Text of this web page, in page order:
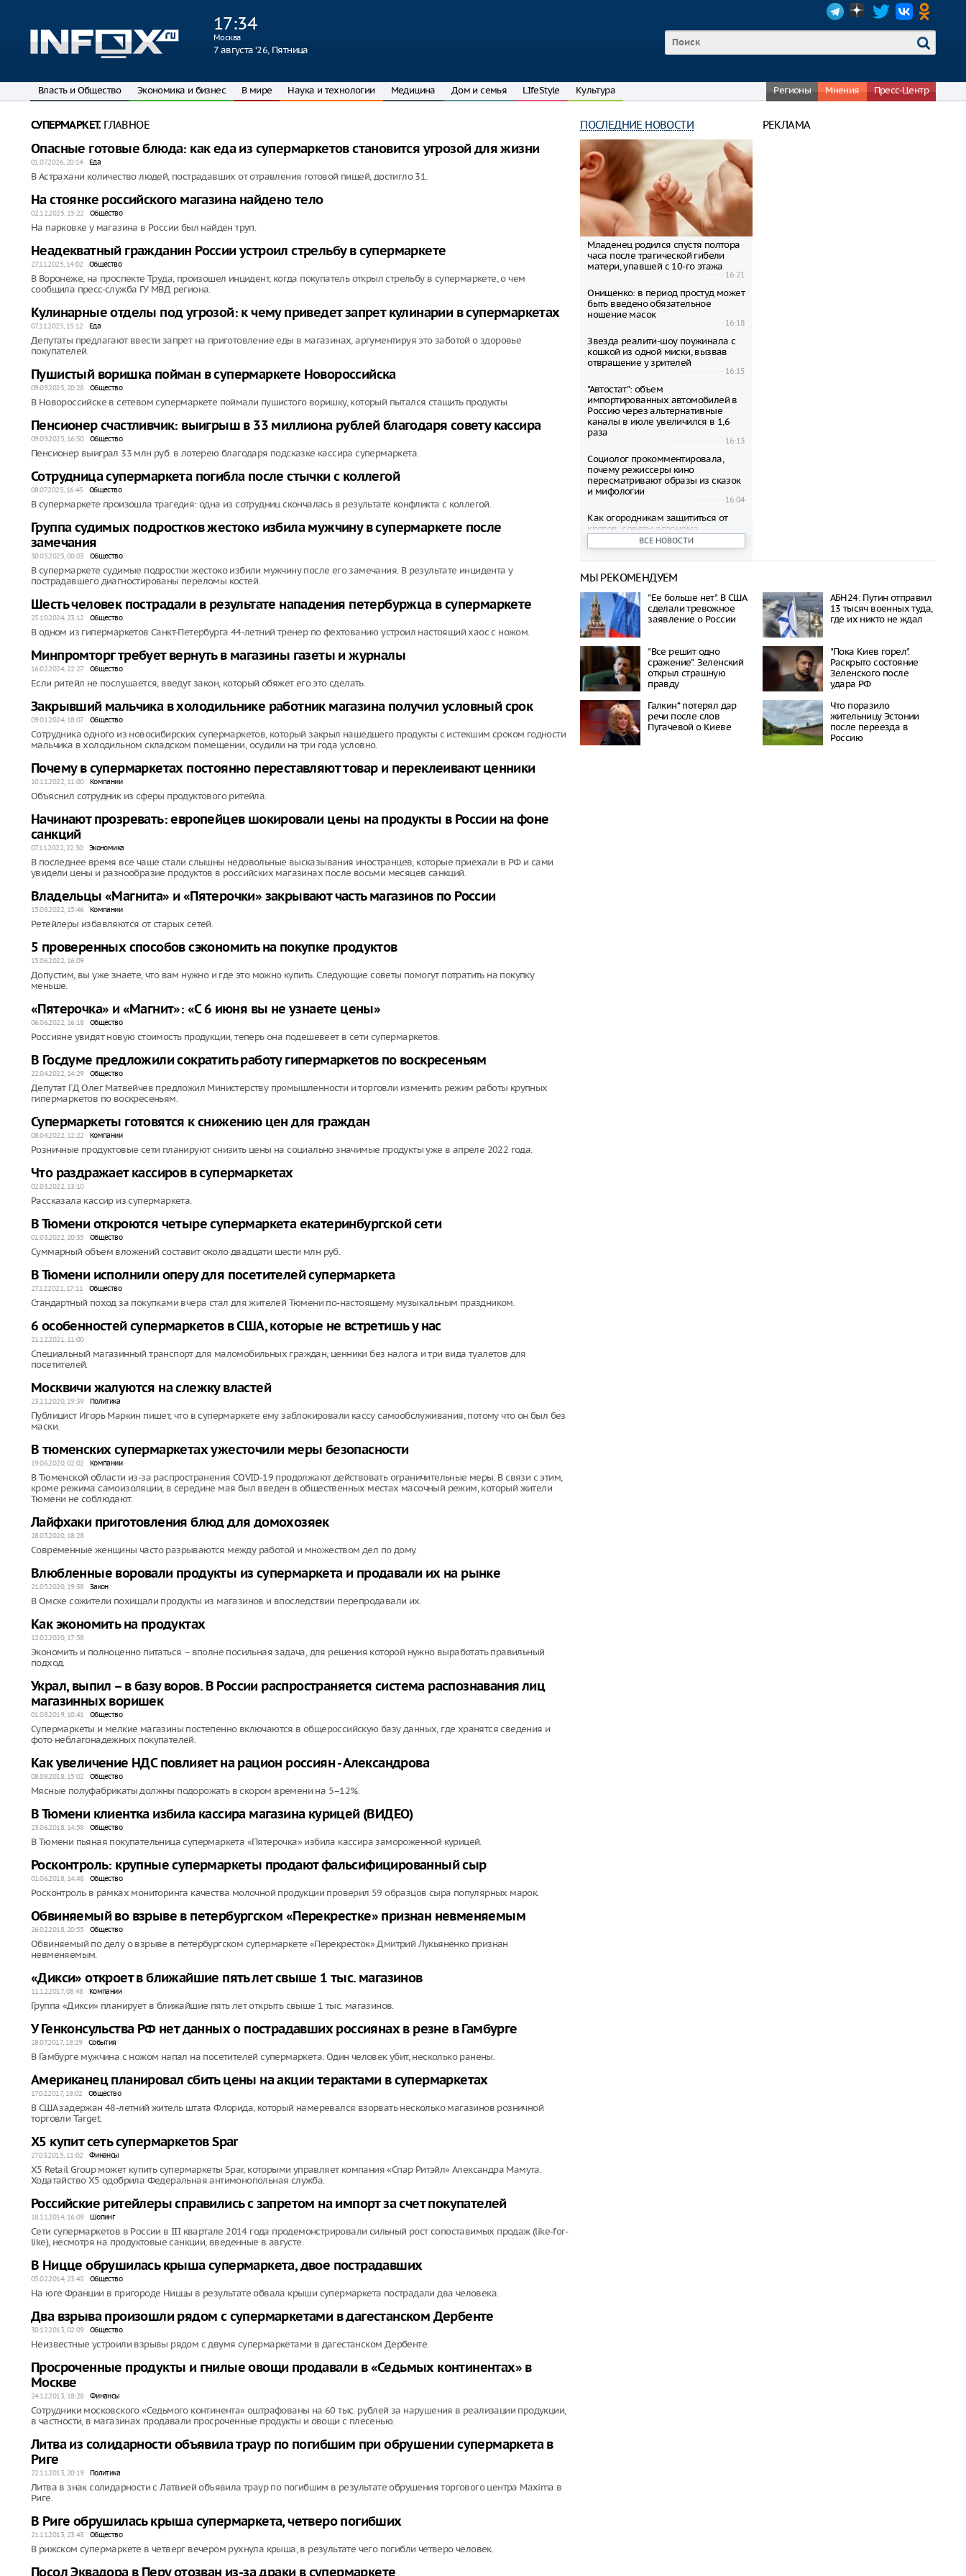
17:34
Москва
7 августа ‘26, Пятница
Власть и Общество Экономика и бизнес В мире Наука и технологии Медицина Дом и семья LIfeStyle Культура Регионы Мнения Пресс-Центр
СУПЕРМАРКЕТ.ГЛАВНОЕ
Опасные готовые блюда: как еда из супермаркетов становится угрозой для жизни
01.07.2026, 20:14 Еда
В Астрахани количество людей, пострадавших от отравления готовой пищей, достигло 31.
На стоянке российского магазина найдено тело
02.12.2025, 15:22 Общество
На парковке у магазина в России был найден труп.
Неадекватный гражданин России устроил стрельбу в супермаркете
27.11.2025, 14:02 Общество
В Воронеже, на проспекте Труда, произошел инцидент, когда покупатель открыл стрельбу в супермаркете, о чем
сообщила пресс-служба ГУ МВД региона.
Кулинарные отделы под угрозой: к чему приведет запрет кулинарии в супермаркетах
07.11.2025, 15:12 Еда
Депутаты предлагают ввести запрет на приготовление еды в магазинах, аргументируя это заботой о здоровье
покупателей.
Пушистый воришка пойман в супермаркете Новороссийска
09.09.2025, 20:28 Общество
В Новороссийске в сетевом супермаркете поймали пушистого воришку, который пытался стащить продукты.
Пенсионер счастливчик: выигрыш в 33 миллиона рублей благодаря совету кассира
09.09.2025, 16:50 Общество
Пенсионер выиграл 33 млн руб. в лотерею благодаря подсказке кассира супермаркета.
Сотрудница супермаркета погибла после стычки с коллегой
08.07.2025, 16:45 Общество
В супермаркете произошла трагедия: одна из сотрудниц скончалась в результате конфликта с коллегой.
Группа судимых подростков жестоко избила мужчину в супермаркете после
замечания
30.05.2025, 00:03 Общество
В супермаркете судимые подростки жестоко избили мужчину после его замечания. В результате инцидента у
пострадавшего диагностированы переломы костей.
Шесть человек пострадали в результате нападения петербуржца в супермаркете
25.10.2024, 23:12 Общество
В одном из гипермаркетов Санкт-Петербурга 44-летний тренер по фехтованию устроил настоящий хаос с ножом.
Минпромторг требует вернуть в магазины газеты и журналы
16.02.2024, 22:27 Общество
Если ритейл не послушается, введут закон, который обяжет его это сделать.
Закрывший мальчика в холодильнике работник магазина получил условный срок
09.01.2024, 18:07 Общество
Сотрудника одного из новосибирских супермаркетов, который закрыл нашедшего продукты с истекшим сроком годности
мальчика в холодильном складском помещении, осудили на три года условно.
Почему в супермаркетах постоянно переставляют товар и переклеивают ценники
10.11.2022, 11:00 Компании
Объяснил сотрудник из сферы продуктового ритейла.
Начинают прозревать: европейцев шокировали цены на продукты в России на фоне
санкций
07.11.2022, 22:30 Экономика
В последнее время все чаше стали слышны недовольные высказывания иностранцев, которые приехали в РФ и сами
увидели цены и разнообразие продуктов в российских магазинах после восьми месяцев санкций.
Владельцы «Магнита» и «Пятерочки» закрывают часть магазинов по России
15.08.2022, 15:46 Компании
Ретейлеры избавляются от старых сетей.
5 проверенных способов сэкономить на покупке продуктов
15.06.2022, 16:09
Допустим, вы уже знаете, что вам нужно и где это можно купить. Следующие советы помогут потратить на покупку
меньше.
«Пятерочка» и «Магнит»: «С 6 июня вы не узнаете цены»
06.06.2022, 16:18 Общество
Россияне увидят новую стоимость продукции, теперь она подешевеет в сети супермаркетов.
В Госдуме предложили сократить работу гипермаркетов по воскресеньям
22.04.2022, 14:29 Общество
Депутат ГД Олег Матвейчев предложил Министерству промышленности и торговли изменить режим работы крупных
гипермаркетов по воскресеньям.
Супермаркеты готовятся к снижению цен для граждан
08.04.2022, 12:22 Компании
Розничные продуктовые сети планируют снизить цены на социально значимые продукты уже в апреле 2022 года.
Что раздражает кассиров в супермаркетах
02.03.2022, 13:10
Рассказала кассир из супермаркета.
В Тюмени откроются четыре супермаркета екатеринбургской сети
01.03.2022, 20:35 Общество
Суммарный объем вложений составит около двадцати шести млн руб.
В Тюмени исполнили оперу для посетителей супермаркета
27.12.2021, 17:11 Общество
Стандартный поход за покупками вчера стал для жителей Тюмени по-настоящему музыкальным праздником.
6 особенностей супермаркетов в США, которые не встретишь у нас
21.12.2021, 11:00
Специальный магазинный транспорт для маломобильных граждан, ценники без налога и три вида туалетов для
посетителей.
Москвичи жалуются на слежку властей
23.11.2020, 19:39 Политика
Публицист Игорь Маркин пишет, что в супермаркете ему заблокировали кассу самообслуживания, потому что он был без
маски.
В тюменских супермаркетах ужесточили меры безопасности
19.06.2020, 02:02 Компании
В Тюменской области из-за распространения COVID-19 продолжают действовать ограничительные меры. В связи с этим,
кроме режима самоизоляции, в середине мая был введен в общественных местах масочный режим, который жители
Тюмени не соблюдают.
Лайфхаки приготовления блюд для домохозяек
28.05.2020, 18:28
Современные женщины часто разрываются между работой и множеством дел по дому.
Влюбленные воровали продукты из супермаркета и продавали их на рынке
21.05.2020, 19:38 Закон
В Омске сожители похищали продукты из магазинов и впоследствии перепродавали их.
Как экономить на продуктах
12.02.2020, 17:58
Экономить и полноценно питаться – вполне посильная задача, для решения которой нужно выработать правильный
подход.
Украл, выпил – в базу воров. В России распространяется система распознавания лиц
магазинных воришек
01.08.2019, 10:41 Общество
Супермаркеты и мелкие магазины постепенно включаются в общероссийскую базу данных, где хранятся сведения и
фото неблагонадежных покупателей.
Как увеличение НДС повлияет на рацион россиян - Александрова
08.08.2018, 15:02 Общество
Мясные полуфабрикаты должны подорожать в скором времени на 5–12%.
В Тюмени клиентка избила кассира магазина курицей (ВИДЕО)
23.06.2018, 14:58 Общество
В Тюмени пьяная покупательница супермаркета «Пятерочка» избила кассира замороженной курицей.
Росконтроль: крупные супермаркеты продают фальсифицированный сыр
01.06.2018, 14:48 Общество
Росконтроль в рамках мониторинга качества молочной продукции проверил 59 образцов сыра популярных марок.
Обвиняемый во взрыве в петербургском «Перекрестке» признан невменяемым
26.02.2018, 20:55 Общество
Обвиняемый по делу о взрыве в петербургском супермаркете «Перекресток» Дмитрий Лукьяненко признан
невменяемым.
«Дикси» откроет в ближайшие пять лет свыше 1 тыс. магазинов
11.12.2017, 08:48 Компании
Группа «Дикси» планирует в ближайшие пять лет открыть свыше 1 тыс. магазинов.
У Генконсульства РФ нет данных о пострадавших россиянах в резне в Гамбурге
28.07.2017, 18:19 События
В Гамбурге мужчина с ножом напал на посетителей супермаркета. Один человек убит, несколько ранены.
Американец планировал сбить цены на акции терактами в супермаркетах
17.02.2017, 18:02 Общество
В США задержан 48-летний житель штата Флорида, который намеревался взорвать несколько магазинов розничной
торговли Target.
Х5 купит сеть супермаркетов Spar
27.03.2015, 11:02 Финансы
Х5 Retail Group может купить супермаркеты Spar, которыми управляет компания «Спар Ритэйл» Александра Мамута.
Ходатайство Х5 одобрила Федеральная антимонопольная служба.
Российские ритейлеры справились с запретом на импорт за счет покупателей
18.11.2014, 16:09 Шопинг
Сети супермаркетов в России в III квартале 2014 года продемонстрировали сильный рост сопоставимых продаж (like-for-
like), несмотря на продуктовые санкции, введенные в августе.
В Ницце обрушилась крыша супермаркета, двое пострадавших
05.02.2014, 23:45 Общество
На юге Франции в пригороде Ниццы в результате обвала крыши супермаркета пострадали два человека.
Два взрыва произошли рядом с супермаркетами в дагестанском Дербенте
30.12.2013, 02:09 Общество
Неизвестные устроили взрывы рядом с двумя супермаркетами в дагестанском Дербенте.
Просроченные продукты и гнилые овощи продавали в «Седьмых континентах» в
Москве
24.12.2013, 18:28 Финансы
Сотрудники московского «Седьмого континента» оштрафованы на 60 тыс. рублей за нарушения в реализации продукции,
в частности, в магазинах продавали просроченные продукты и овощи с плесенью.
Литва из солидарности объявила траур по погибшим при обрушении супермаркета в
Риге
22.11.2013, 20:19 Политика
Литва в знак солидарности с Латвией объявила траур по погибшим в результате обрушения торгового центра Maxima в
Риге.
В Риге обрушилась крыша супермаркета, четверо погибших
21.11.2013, 23:43 Общество
В рижском супермаркете в четверг вечером рухнула крыша, в результате чего погибли четверо человек.
Посол Эквадора в Перу отозван из-за драки в супермаркете
ПОСЛЕДНИЕ НОВОСТИ
Младенец родился спустя полтора
часа после трагической гибели
матери, упавшей с 10-го этажа
16:21
Онищенко: в период простуд может
быть введено обязательное
ношение масок
16:18
Звезда реалити-шоу поужинала с
кошкой из одной миски, вызвав
отвращение у зрителей
16:15
"Автостат": объем
импортированных автомобилей в
Россию через альтернативные
каналы в июле увеличился в 1,6
раза
16:13
Социолог прокомментировала,
почему режиссеры кино
пересматривают образы из сказок
и мифологии
16:04
Как огородникам защититься от
кротов: советы агронома
16:01
условному сроку в четыре года
Юрист пояснил, кому достанутся
средства в случае банкротства
продавца
Вечеринка в честь премьеры
нового фильма о Человеке-пауке
пройдет в России
Предложили сократить рабочий
день из-за необычной жары
Метро Москвы стало восьмым
чудом света по мнению
ВСЕ НОВОСТИ
РЕКЛАМА
МЫ РЕКОМЕНДУЕМ
"Ее больше нет". В США
сделали тревожное
заявление о России
АБН24: Путин отправил
13 тысяч военных туда,
где их никто не ждал
"Все решит одно
сражение". Зеленский
открыл страшную
правду
"Пока Киев горел".
Раскрыто состояние
Зеленского после
удара РФ
Галкин* потерял дар
речи после слов
Пугачевой о Киеве
Что поразило
жительницу Эстонии
после переезда в
Россию